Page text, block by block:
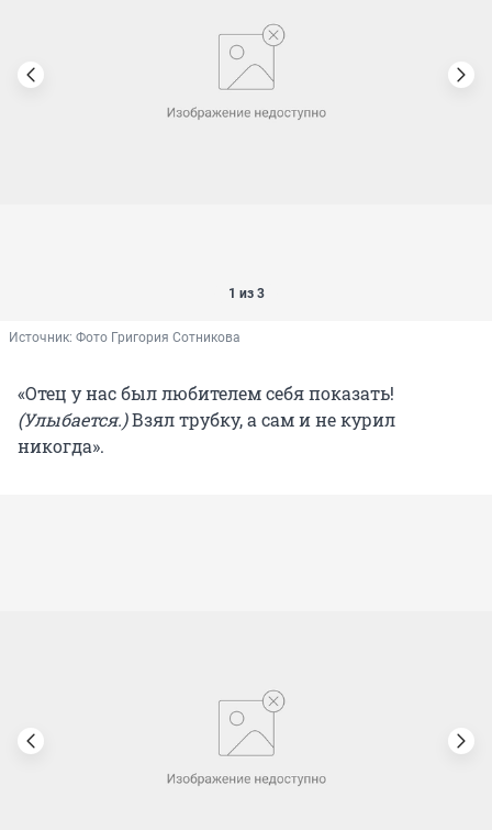
1 из 3
Источник: Фото Григория Сотникова
«Отец у нас был любителем себя показать!
(Улыбается.)Взял трубку, а сам и не курил
никогда».